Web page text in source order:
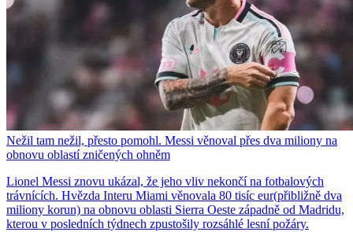
Nežil tam nežil, přesto pomohl. Messi věnoval přes dva miliony na
obnovu oblastí zničených ohněm
Lionel Messi znovu ukázal, že jeho vliv nekončí na fotbalových
trávnících. Hvězda Interu Miami věnovala 80 tisíc eur(přibližně dva
miliony korun) na obnovu oblasti Sierra Oeste západně od Madridu,
kterou v posledních týdnech zpustošily rozsáhlé lesní požáry.